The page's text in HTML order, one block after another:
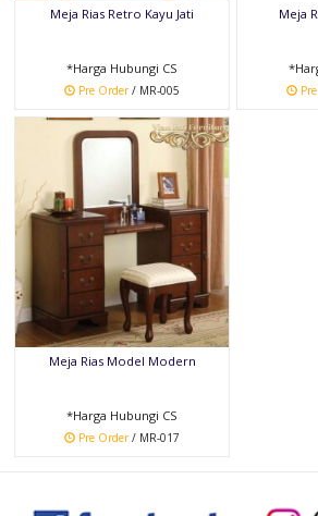
Meja Rias Retro Kayu Jati
*Harga Hubungi CS
Pre Order/ MR-005
Meja
Meja Rias Model Modern
*Harga Hubungi CS
Pre Order/ MR-017